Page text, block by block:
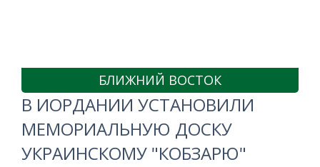
БЛИЖНИЙ ВОСТОК
В ИОРДАНИИ УСТАНОВИЛИ
МЕМОРИАЛЬНУЮ ДОСКУ
УКРАИНСКОМУ "КОБЗАРЮ"